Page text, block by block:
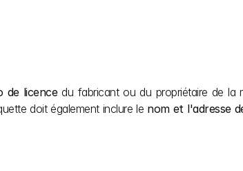
de licence du fabricant ou du propriétaire de la
doit également inclure le nom et l'adresse